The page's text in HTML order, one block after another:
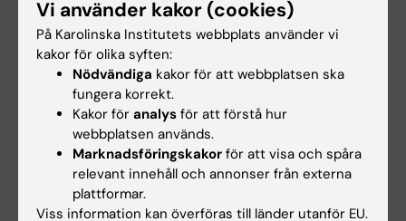
Publikation
“CRISPR/Cas9-genome editing induces a
p53-mediated DNA damage response”
Emma Haapaniemi, Sandeep Botla, Jenna
Persson, Bernhard Schmierer och Jussi
Taipale
Nature Medicine, online 11 juni 2018, doi:
10.1038/s41591-018-0049-z
Vi använder kakor (cookies)
På Karolinska Institutets webbplats använder vi
kakor för olika syften:
Nödvändiga kakor för att webbplatsen ska
fungera korrekt.
Kakor för analys för att förstå hur
webbplatsen används.
Marknadsföringskakor för att visa och spåra
relevant innehåll och annonser från externa
plattformar.
Viss information kan överföras till länder utanför EU.